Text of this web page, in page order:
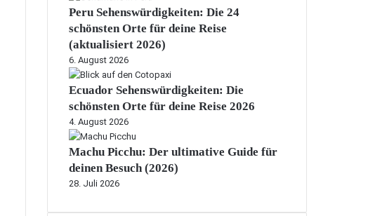
Peru Sehenswürdigkeiten: Die 24
schönsten Orte für deine Reise
(aktualisiert 2026)
6. August 2026
Ecuador Sehenswürdigkeiten: Die
schönsten Orte für deine Reise 2026
4. August 2026
Machu Picchu: Der ultimative Guide für
deinen Besuch (2026)
28. Juli 2026